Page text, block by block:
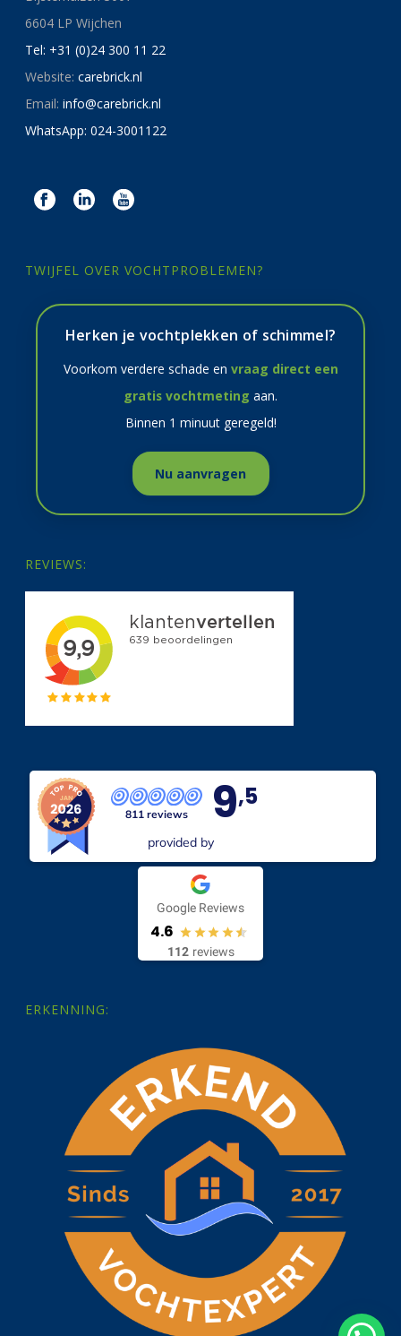
6604 LP Wijchen
Tel: +31 (0)24 300 11 22
Website:carebrick.nl
Email:info@carebrick.nl
WhatsApp: 024-3001122
TWIJFEL OVER VOCHTPROBLEMEN?
Herken je vochtplekken of schimmel?
Voorkom verdere schade en vraag direct een
gratis vochtmeting aan.
Binnen 1 minuut geregeld!
Nu aanvragen
REVIEWS:
811 reviews 9,5
provided by
Google Reviews
4.6
112 reviews
ERKENNING: